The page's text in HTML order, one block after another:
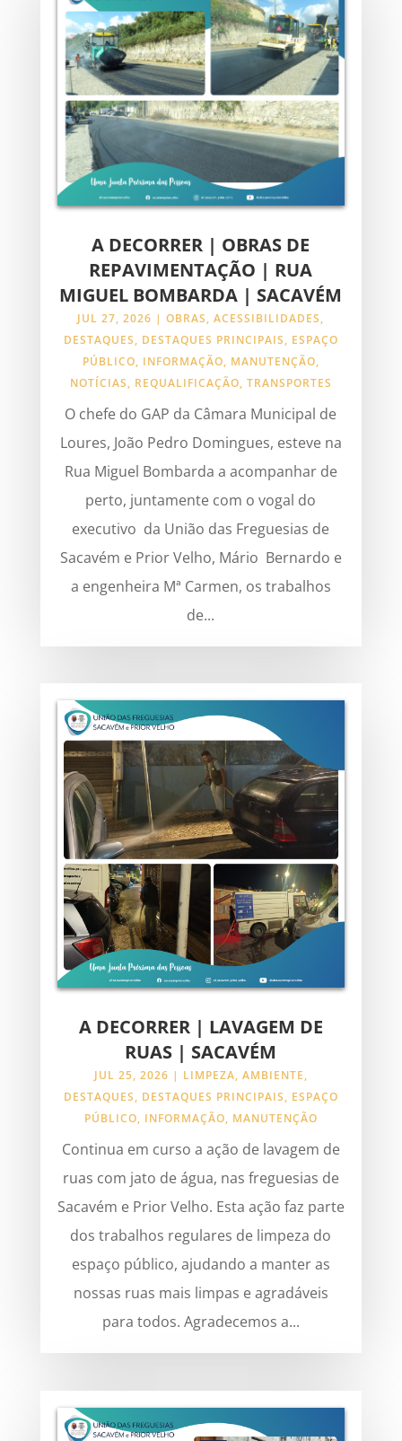
A DECORRER | OBRAS DE
REPAVIMENTAÇÃO | RUA
MIGUEL BOMBARDA | SACAVÉM
JUL 27, 2026 |OBRAS,ACESSIBILIDADES,
DESTAQUES, DESTAQUES PRINCIPAIS, ESPAÇO
PÚBLICO, INFORMAÇÃO, MANUTENÇÃO,
NOTÍCIAS, REQUALIFICAÇÃO, TRANSPORTES
O chefe do GAP da Câmara Municipal de
Loures, João Pedro Domingues, esteve na
Rua Miguel Bombarda a acompanhar de
perto, juntamente com o vogal do
executivo da União das Freguesias de
Sacavém e Prior Velho, Mário Bernardo e
a engenheira Mª Carmen, os trabalhos
de...
A DECORRER | LAVAGEM DE
RUAS | SACAVÉM
JUL 25, 2026 | LIMPEZA, AMBIENTE,
DESTAQUES, DESTAQUES PRINCIPAIS, ESPAÇO
PÚBLICO, INFORMAÇÃO, MANUTENÇÃO
Continua em curso a ação de lavagem de
ruas com jato de água, nas freguesias de
Sacavém e Prior Velho. Esta ação faz parte
dos trabalhos regulares de limpeza do
espaço público, ajudando a manter as
nossas ruas mais limpas e agradáveis
para todos. Agradecemos a...